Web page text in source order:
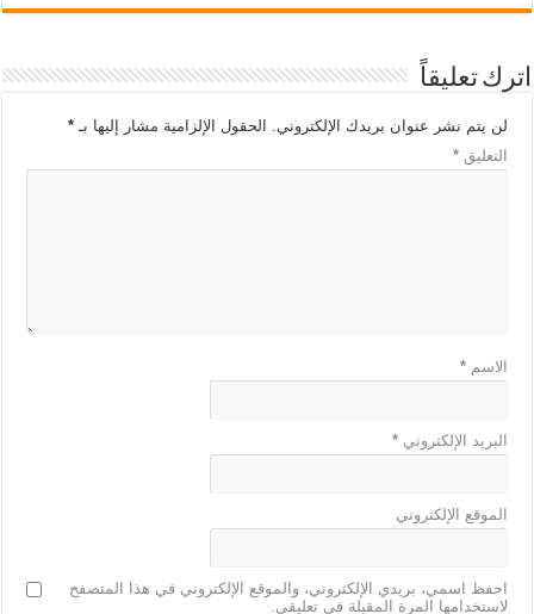
اترك تعليقاً
لن يتم نشر عنوان بريدك الإلكتروني. الحقول الإلزامية مشار إليها بـ*
التعليق*
الاسم*
البريد الإلكتروني*
الموقع الإلكتروني
احفظ اسمي، بريدي الإلكتروني، والموقع الإلكتروني في هذا المتصفح
لاستخدامها المرة المقبلة في تعليقي.